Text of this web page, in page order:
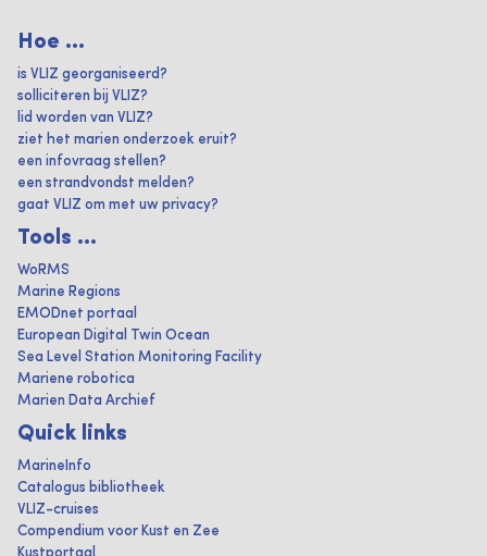
Hoe ...
is VLIZ georganiseerd?
solliciteren bij VLIZ?
lid worden van VLIZ?
ziet het marien onderzoek eruit?
een infovraag stellen?
een strandvondst melden?
gaat VLIZ om met uw privacy?
Tools ...
WoRMS
Marine Regions
EMODnet portaal
European Digital Twin Ocean
Sea Level Station Monitoring Facility
Mariene robotica
Marien Data Archief
Quick links
MarineInfo
Catalogus bibliotheek
VLIZ-cruises
Compendium voor Kust en Zee